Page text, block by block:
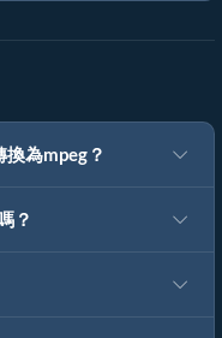
為mpeg？
？